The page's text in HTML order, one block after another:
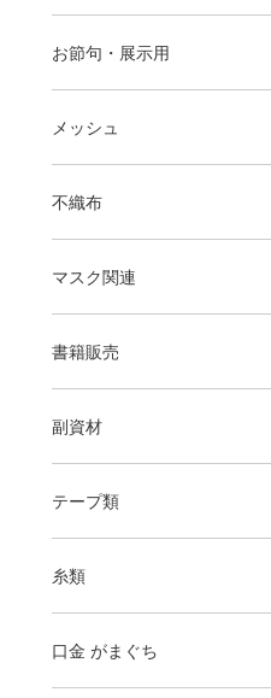
お節句・展示用
メッシュ
不織布
マスク関連
書籍販売
副資材
テープ類
糸類
口金 がまぐち